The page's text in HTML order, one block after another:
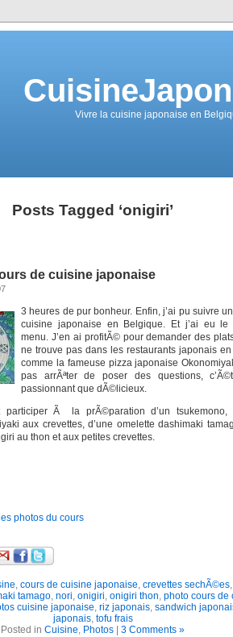
Vivre la cuisine japonaise en
Posts Tagged ‘onigiri’
de cuisine japonaise
3 heures de pur bonheur. Enfin, j’ai pu suivre
cuisine japonaise en Belgique. Et j’ai eu le
menu. J’en ai profitÃ© pour demander des
ne trouve pas dans les restaurants japonais
comme la fameuse pizza japonaise
pas arrÃªter de poser des questions,
passionnant que dÃ©licieux.
Ã la prÃ©paration d’un tsukemono,
aux crevettes, d’une omelette dashimaki
au thon et aux petites crevettes.
photos du cours
, cours de cuisine japonaise, crevettes sechÃ©es,
tamago, nori, onigiri, onigiri thon, photo cours de
cuisine japonaise, riz japonais, sandwich
japonais, tofu frais
Posted in Cuisine, Photos 3 Comments »